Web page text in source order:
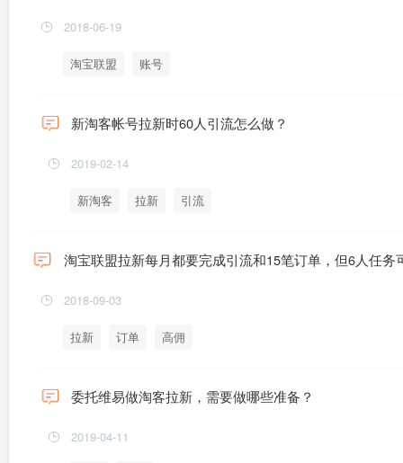
2018-06-19
淘宝联盟 账号
新淘客帐号拉新时60人引流怎么做？
2019-02-14
新淘客 拉新 引流
淘宝联盟拉新每月都要完成引流和15笔订单，但6人任
2018-09-03
拉新 订单 高佣
委托维易做淘客拉新，需要做哪些准备？
2019-04-11